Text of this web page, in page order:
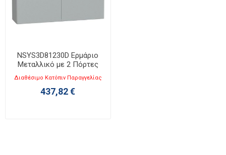
NSYS3D81230D Ερμάριο
Μεταλλικό με 2 Πόρτες
Υ800XΠ1200XΒ300mm
Spacial S3D
Διαθέσιμο Κατόπιν Παραγγελίας
437,82 €